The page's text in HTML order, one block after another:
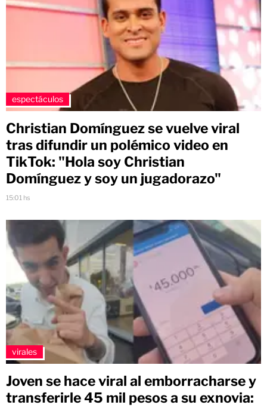
espectáculos
Christian Domínguez se vuelve viral
tras difundir un polémico video en
TikTok: "Hola soy Christian
Domínguez y soy un jugadorazo"
15:01 hs
virales
Joven se hace viral al emborracharse y
transferirle 45 mil pesos a su exnovia: